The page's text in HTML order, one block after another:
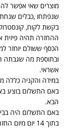
מוצרים שאי אפשר
שנפתחו ,כבלים
בקשת לקוח,
ההחזרה תהיה פיזית
ובתוספת מה שגבתה
אשראי.
במידה והקניה כללה
באם התשלום בוצע
הבא.
באם התשלום היה
בתוך 14 יום מיום החזרת המוצר.